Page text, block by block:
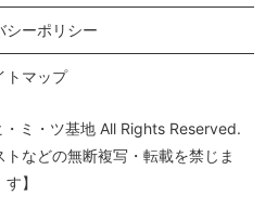
シーポリシー
トマップ
ミ・ツ基地 All Rights Reserved.
トなどの無断複写・転載を禁じま
す】